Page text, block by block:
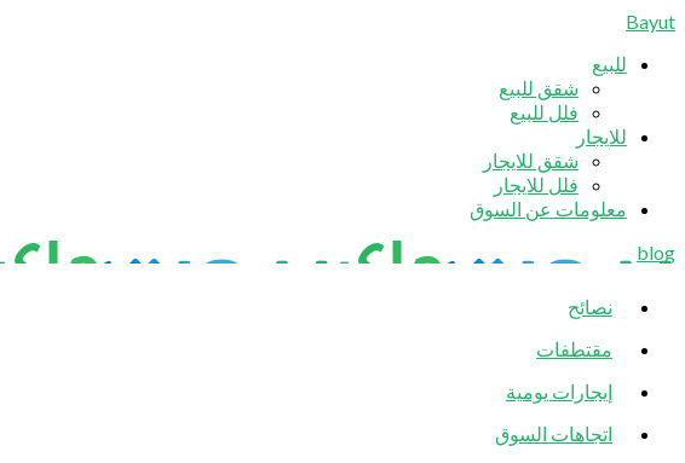
Bayut
للبيع
شقق للبيع
فلل للبيع
للايجار
شقق للايجار
فلل للايجار
معلومات عن السوق
blog
نصائح
مقتطفات
إيجارات يومية
اتجاهات السوق